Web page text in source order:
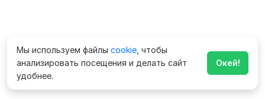
Мы используем файлы cookie , чтобы
анализировать посещения и делать сайт
удобнее.
Окей!